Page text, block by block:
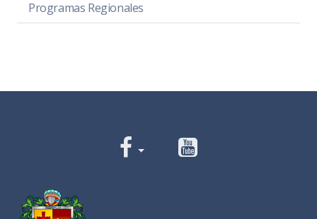
Programas Regionales